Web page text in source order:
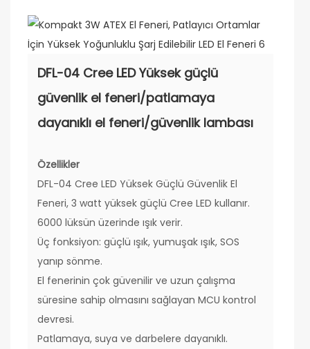
DFL-04 Cree LED Yüksek güçlü
güvenlik el feneri/patlamaya
dayanıklı el feneri/güvenlik lambası
Özellikler
DFL-04 Cree LED Yüksek Güçlü Güvenlik El
Feneri, 3 watt yüksek güçlü Cree LED kullanır.
6000 lüksün üzerinde ışık verir.
Üç fonksiyon: güçlü ışık, yumuşak ışık, SOS
yanıp sönme.
El fenerinin çok güvenilir ve uzun çalışma
süresine sahip olmasını sağlayan MCU kontrol
devresi.
Patlamaya, suya ve darbelere dayanıklı.